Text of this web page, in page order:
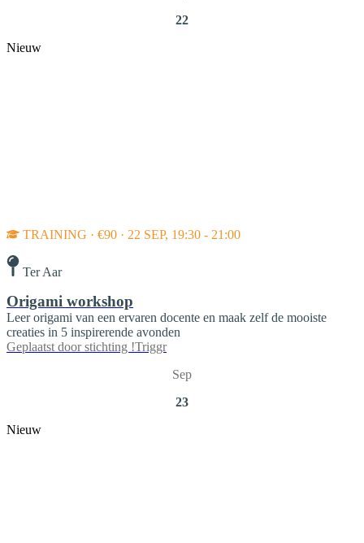
22
Nieuw
TRAINING · €90 · 22 SEP, 19:30 - 21:00
Ter Aar
Origami workshop
Leer origami van een ervaren docente en maak zelf de mooiste
creaties in 5 inspirerende avonden
Geplaatst door stichting !Triggr
Sep
23
Nieuw